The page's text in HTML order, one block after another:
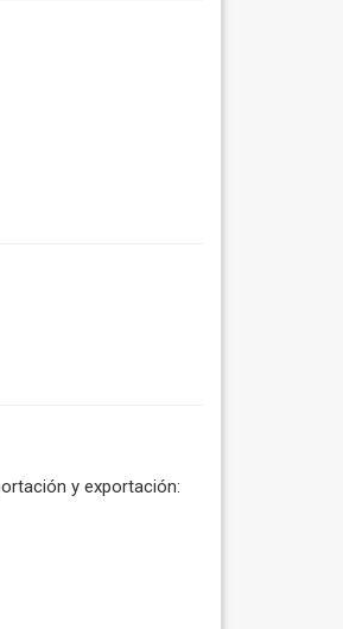
y exportación: